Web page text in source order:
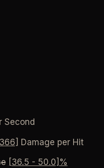
Second
Damage per Hit
[36.5 - 50.0]%